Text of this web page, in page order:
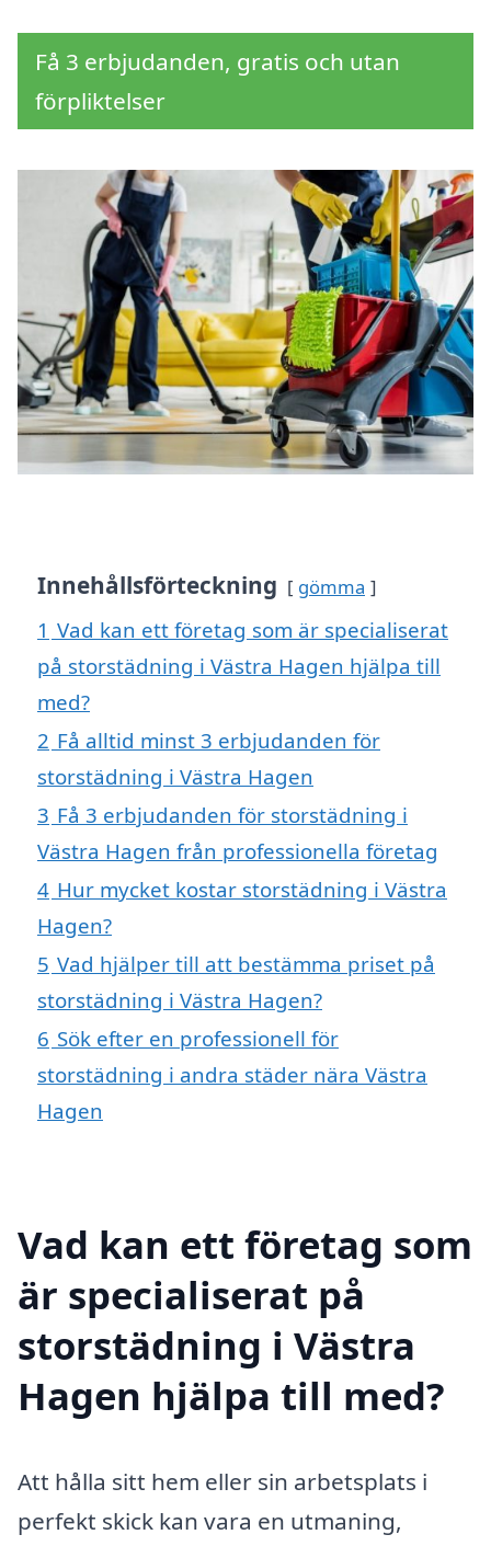
Få 3 erbjudanden, gratis och utan
förpliktelser
Innehållsförteckning gömma
1 Vad kan ett företag som är specialiserat
på storstädning i Västra Hagen hjälpa till
med?
2 Få alltid minst 3 erbjudanden för
storstädning i Västra Hagen
3 Få 3 erbjudanden för storstädning i
Västra Hagen från professionella företag
4 Hur mycket kostar storstädning i Västra
Hagen?
5 Vad hjälper till att bestämma priset på
storstädning i Västra Hagen?
6 Sök efter en professionell för
storstädning i andra städer nära Västra
Hagen
Vad kan ett företag som
är specialiserat på
storstädning i Västra
Hagen hjälpa till med?
Att hålla sitt hem eller sin arbetsplats i
perfekt skick kan vara en utmaning,